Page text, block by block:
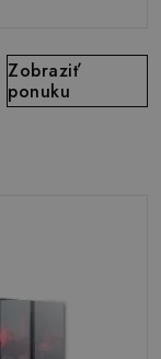
Zobraziť
ponuku